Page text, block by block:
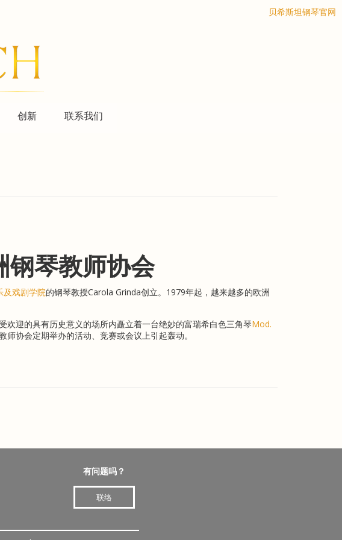
搜索贝希斯坦钢琴官网
创新 联系我们
钢琴教师协会
及戏剧学院的钢琴教授Carola Grinda创立。1979年起，越来越多的欧洲
欢迎的具有历史意义的场所内矗立着一台绝妙的富瑞希白色三角琴Mod.
师协会定期举办的活动、竞赛或会议上引起轰动。
有问题吗？
联络